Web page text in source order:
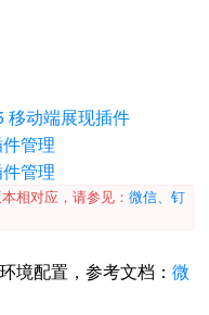
移动端展现插件
管理
管理
相对应，请参见： 微信、钉
境配置，参考文档： 微